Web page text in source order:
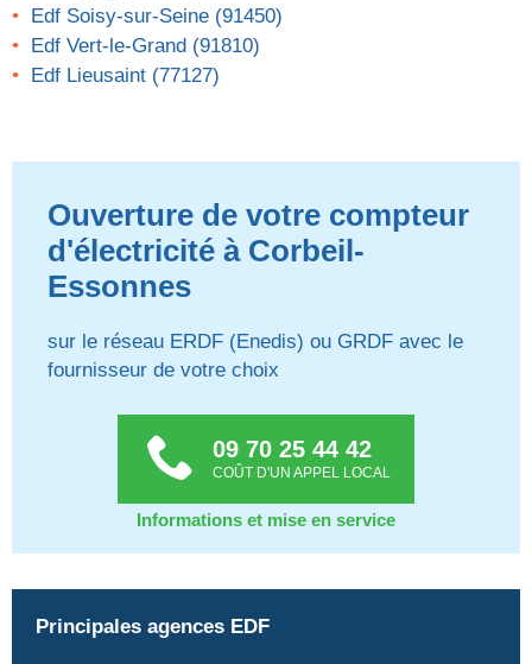
Edf Soisy-sur-Seine (91450)
Edf Vert-le-Grand (91810)
Edf Lieusaint (77127)
Ouverture de votre compteur
d'électricité à Corbeil-
Essonnes
sur le réseau ERDF (Enedis) ou GRDF avec le
fournisseur de votre choix
09 70 25 44 42
COÛT D'UN APPEL LOCAL
Informations et mise en service
Principales agences EDF